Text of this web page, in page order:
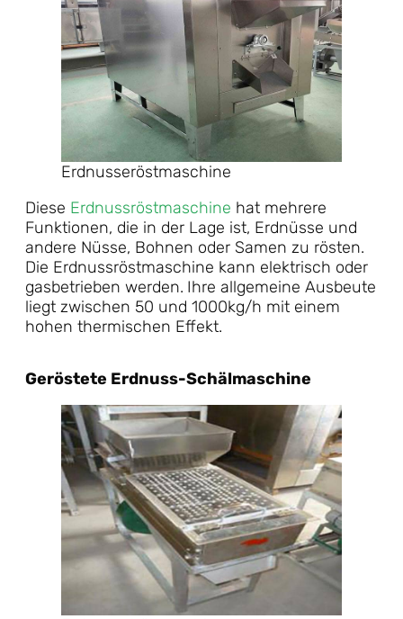
Erdnusseröstmaschine
Diese Erdnussröstmaschine hat mehrere
Funktionen, die in der Lage ist, Erdnüsse und
andere Nüsse, Bohnen oder Samen zu rösten.
Die Erdnussröstmaschine kann elektrisch oder
gasbetrieben werden. Ihre allgemeine Ausbeute
liegt zwischen 50 und 1000kg/h mit einem
hohen thermischen Effekt.
Geröstete Erdnuss-Schälmaschine